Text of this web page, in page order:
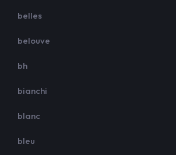
belles
belouve
bh
bianchi
blanc
bleu